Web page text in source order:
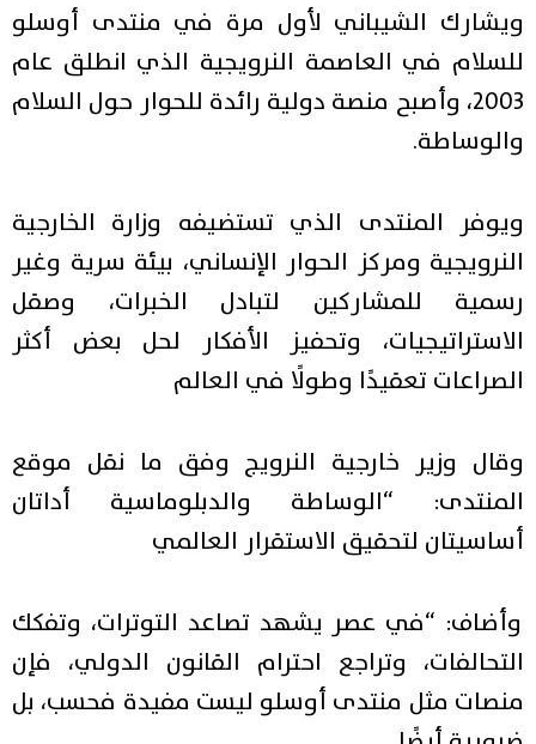
ويشارك الشيباني لأول مرة في منتدى أوسلو
للسلام في العاصمة النرويجية الذي انطلق عام
٢٠٠٣، وأصبح منصة دولية رائدة للحوار حول السلام
والوساطة.
ويوفر المنتدى الذي تستضيفه وزارة الخارجية
النرويجية ومركز الحوار الإنساني، بيئة سرية وغير
رسمية للمشاركين لتبادل الخبرات، وصقل
الاستراتيجيات، وتحفيز الأفكار لحل بعض أكثر
الصراعات تعقيدًا وطولًا في العالم
وقال وزير خارجية النرويج وفق ما نقل موقع
المنتدى: “الوساطة والدبلوماسية أداتان
أساسيتان لتحقيق الاستقرار العالمي
وأضاف: “في عصر يشهد تصاعد التوترات، وتفكك
التحالفات، وتراجع احترام القانون الدولي، فإن
منصات مثل منتدى أوسلو ليست مفيدة فحسب، بل